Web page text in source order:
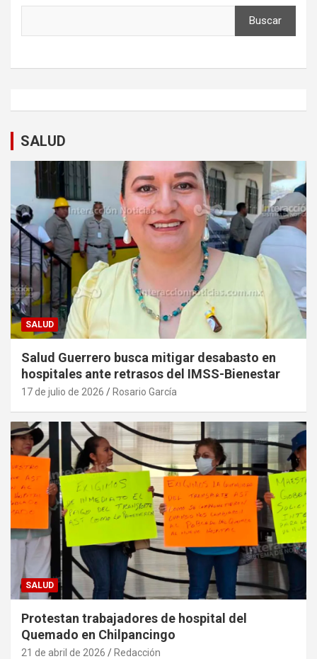
Buscar
SALUD
SALUD
Salud Guerrero busca mitigar desabasto en
hospitales ante retrasos del IMSS-Bienestar
17 de julio de 2026 Rosario García
SALUD
Protestan trabajadores de hospital del
Quemado en Chilpancingo
21 de abril de 2026 Redacción